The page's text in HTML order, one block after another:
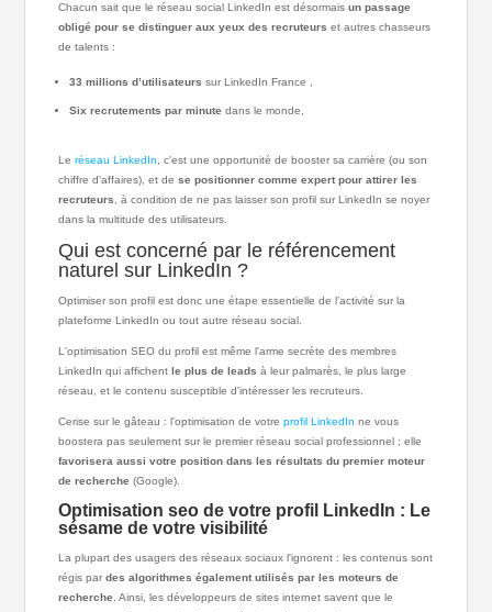
Chacun sait que le réseau social LinkedIn est désormaisun passage
obligé pour se distinguer aux yeux des recruteurset autres chasseurs
de talents :
33 millions d’utilisateurs sur LinkedIn France ,
Six recrutements par minute dans le monde,
Leréseau LinkedIn, c'est une opportunité de booster sa carrière (ou son
chiffre d'affaires), et dese positionner comme expert pour attirer les
recruteurs, à condition de ne pas laisser son profil sur LinkedIn se noyer
dans la multitude des utilisateurs.
Qui est concerné par le référencement
naturel sur LinkedIn ?
Optimiser son profil est donc une étape essentielle de l’activité sur la
plateforme LinkedIn ou tout autre réseau social.
L'optimisation SEO du profil est même l'arme secrète des membres
LinkedIn qui affichent le plus de leads à leur palmarès, le plus large
réseau, et le contenu susceptible d'intéresser les recruteurs.
Cerise sur le gâteau : l'optimisation de votreprofil LinkedIn ne vous
boostera pas seulement sur le premier réseau social professionnel ; elle
favorisera aussi votre position dans les résultats du premier moteur
de recherche(Google).
Optimisation seo de votre profil LinkedIn : Le
sésame de votre visibilité
La plupart des usagers des réseaux sociaux l'ignorent : les contenus sont
régis pardes algorithmes également utilisés par les moteurs de
recherche. Ainsi, les développeurs de sites internet savent que le